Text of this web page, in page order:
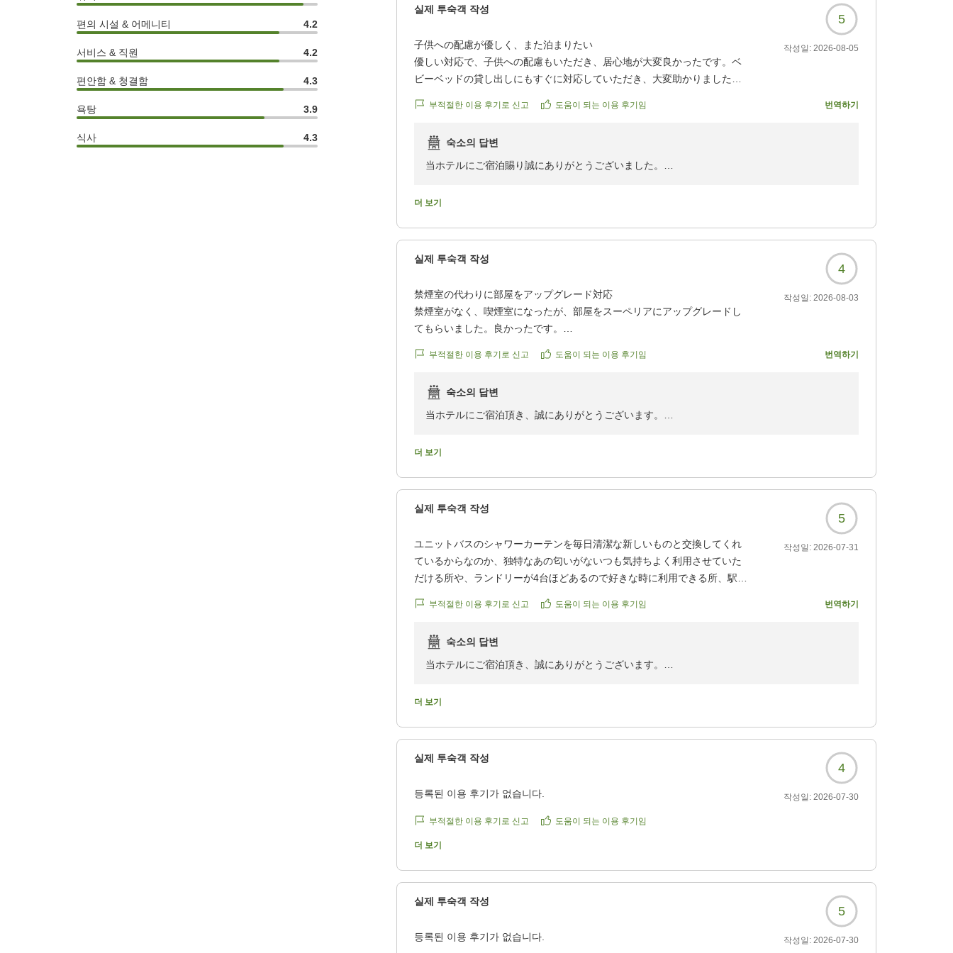
편의 시설 & 어메니티 4.2
서비스 & 직원 4.2
편안함 & 청결함 4.3
욕탕 3.9
식사 4.3
실제 투숙객 작성
5
子供への配慮が優しく、また泊まりたい
優しい対応で、子供への配慮もいただき、居心地が大変良かったです。ベ
ビーベッドの貸し出しにもすぐに対応していただき、大変助かりました。
クチコミの詳細はこちらから
reviewId=33123478457771
작성일: 2026-08-05
부적절한 이용 후기로 신고 도움이 되는 이용 후기임 번역하기
숙소의 답변
当ホテルにご宿泊賜り誠にありがとうございました。
今後も多くのお客様に選ばれるホテルを目指し精進して参ります。
더 보기
실제 투숙객 작성
4
禁煙室の代わりに部屋をアップグレード対応
禁煙室がなく、喫煙室になったが、部屋をスーペリアにアップグレードし
てもらいました。良かったです。
https://review.travel.rakuten.co.jp/hotel/voice/7277?
작성일: 2026-08-03
부적절한 이용 후기로 신고 도움이 되는 이용 후기임 번역하기
숙소의 답변
当ホテルにご宿泊頂き、誠にありがとうございます。
またのご利用を、心よりお待ち申し上げております。
더 보기
실제 투숙객 작성
5
ユニットバスのシャワーカーテンを毎日清潔な新しいものと交換してくれ
ているからなのか、独特なあの匂いがないつも気持ちよく利用させていた
だける所や、ランドリーが4台ほどあるので好きな時に利用できる所、駅か
です。
https://review.travel.rakuten.co.jp/hotel/voice/7277?
reviewId=33123478284496
작성일: 2026-07-31
부적절한 이용 후기로 신고 도움이 되는 이용 후기임 번역하기
숙소의 답변
当ホテルにご宿泊頂き、誠にありがとうございます。
また静岡にお越しの際は、当ホテルをご利用頂けますと幸いでございます。
더 보기
실제 투숙객 작성
4
등록된 이용 후기가 없습니다. 작성일: 2026-07-30
부적절한 이용 후기로 신고 도움이 되는 이용 후기임
더 보기
실제 투숙객 작성
5
등록된 이용 후기가 없습니다. 작성일: 2026-07-30